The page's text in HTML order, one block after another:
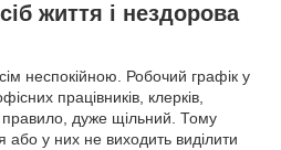
життя і нездорова
неспокійною. Робочий графік у
працівників, клерків,
правило, дуже щільний. Тому
у них не виходить виділити